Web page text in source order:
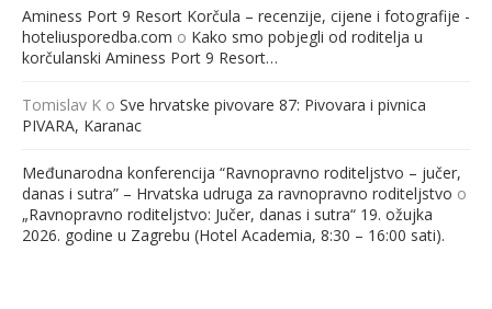
Aminess Port 9 Resort Korčula – recenzije, cijene i fotografije -
hoteliusporedba.com o Kako smo pobjegli od roditelja u
korčulanski Aminess Port 9 Resort…
Tomislav K o Sve hrvatske pivovare 87: Pivovara i pivnica
PIVARA, Karanac
Međunarodna konferencija “Ravnopravno roditeljstvo – jučer,
danas i sutra” – Hrvatska udruga za ravnopravno roditeljstvo o
„Ravnopravno roditeljstvo: Jučer, danas i sutra“ 19. ožujka
2026. godine u Zagrebu (Hotel Academia, 8:30 – 16:00 sati).